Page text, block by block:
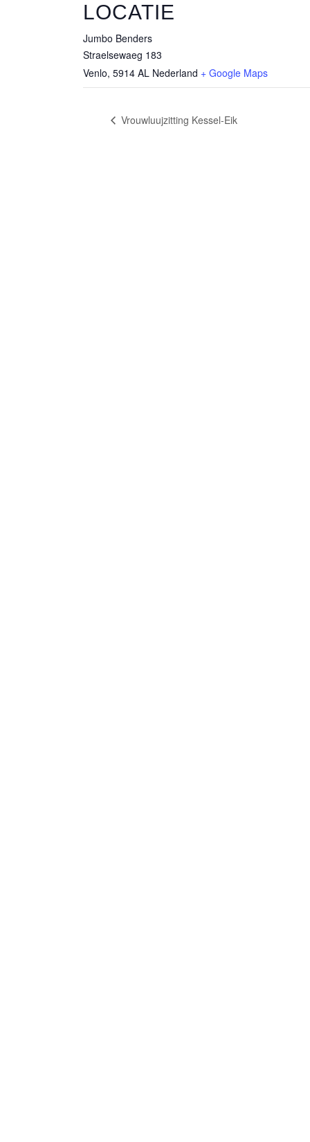
LOCATIE
Jumbo Benders
Straelsewaeg 183
Venlo, 5914 AL Nederland + Google Maps
Vrouwluujzitting Kessel-Eik